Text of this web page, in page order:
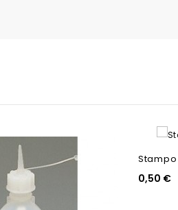
0,50 €